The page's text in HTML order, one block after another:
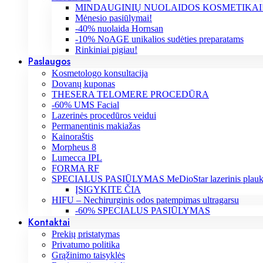
MINDAUGINIŲ NUOLAIDOS
Mėnesio pasiūlymai!
-40% nuolaida Hornsan
-10% NoAGE unikalios sudėties preparatams
Rinkiniai pigiau!
Paslaugos
Kosmetologo konsultacija
Dovanų kuponas
THESERA TELOMERE PROCEDŪRA
-60% UMS Facial
Lazerinės procedūros veidui
Permanentinis makiažas
Kainoraštis
Morpheus 8
Lumecca IPL
FORMA RF
SPECIALUS PASIŪLYMAS MeDioStar lazerinis
ĮSIGYKITE ČIA
HIFU – Nechirurginis odos patempimas ultragarsu
-60% SPECIALUS PASIŪLYMAS
Kontaktai
Prekių pristatymas
Privatumo politika
Grąžinimo taisyklės